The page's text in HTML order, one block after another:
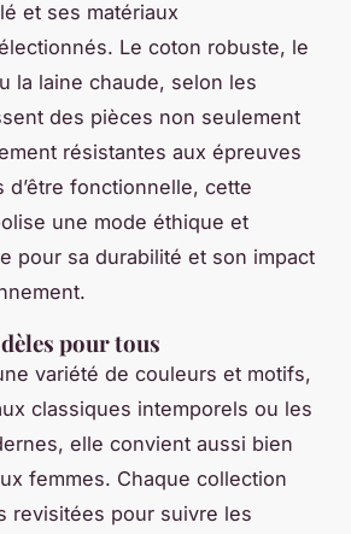
et ses matériaux
Le coton robuste, le
la laine chaude, selon les
des pièces non seulement
résistantes aux épreuves
d’être fonctionnelle, cette
une mode éthique et
pour sa durabilité et son impact
pour tous
variété de couleurs et motifs,
classiques intemporels ou les
elle convient aussi bien
femmes. Chaque collection
revisitées pour suivre les